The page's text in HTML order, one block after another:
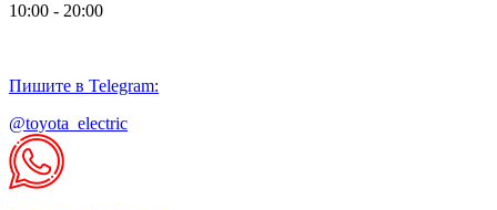
10:00 - 20:00
Пишите в Telegram:
@toyota_electric